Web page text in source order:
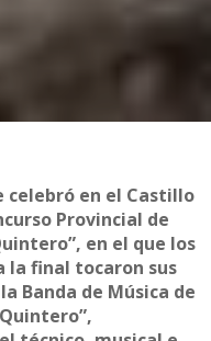
celebró en el Castillo
Provincial de
en el que los
la final tocaron sus
Banda de Música de